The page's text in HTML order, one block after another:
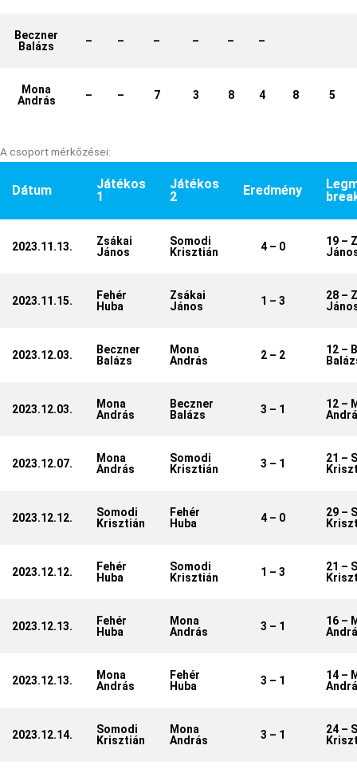
Beczner
Balázs
– – – – – –
Mona
András
– – 7 3 8 4 8 5
A csoport mérkőzései:
Dátum
Játékos
1
Játékos
2
Eredmény
2023.11.13.
Zsákai
János
Somodi
Krisztián
4 – 0
19 –
2023.11.15.
Fehér
Huba
Zsákai
János
1 – 3
28 –
2023.12.03.
Beczner
Balázs
Mona
András
2 – 2
12 –
2023.12.03.
Mona
András
Beczner
Balázs
3 – 1
12 –
2023.12.07.
Mona
András
Somodi
Krisztián
3 – 1
21 –
2023.12.12.
Somodi
Krisztián
Fehér
Huba
4 – 0
29 –
2023.12.12.
Fehér
Huba
Somodi
Krisztián
1 – 3
21 –
2023.12.13.
Fehér
Huba
Mona
András
3 – 1
16 –
2023.12.13.
Mona
András
Fehér
Huba
3 – 1
14 –
2023.12.14.
Somodi
Krisztián
Mona
András
3 – 1
24 –